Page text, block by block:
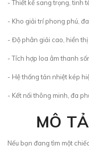
- Thiết kế sang trọng, tinh
- Kho giải trí phong phú,
- Độ phân giải cao, hiển
- Tích hợp loa âm thanh
- Hệ thống tản nhiệt kép
- Kết nối thông minh, đa
MÔ
Nếu bạn đang tìm một chiếc